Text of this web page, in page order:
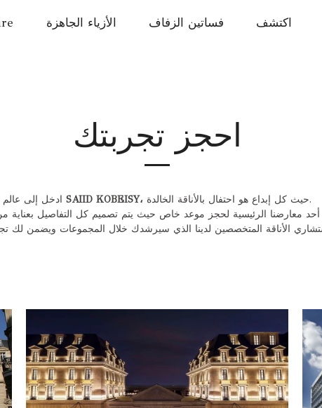
الأزياء الجاهزة فساتين الزفاف اكتشف
احجز تجربتك
SAIID KOBEISY،
حيث كل إبداع هو احتفال بالأناقة الخالدة.